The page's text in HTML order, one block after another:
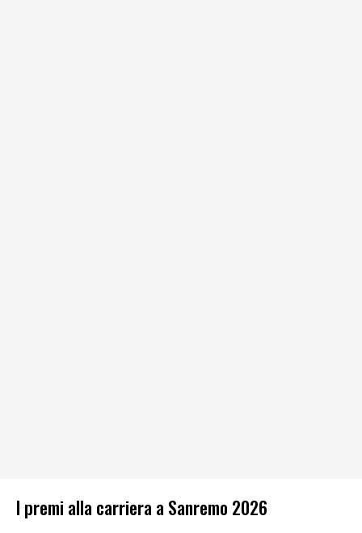
I premi alla carriera a Sanremo 2026